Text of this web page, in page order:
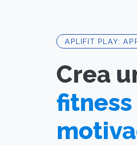
APLIFIT PLAY:
Crea